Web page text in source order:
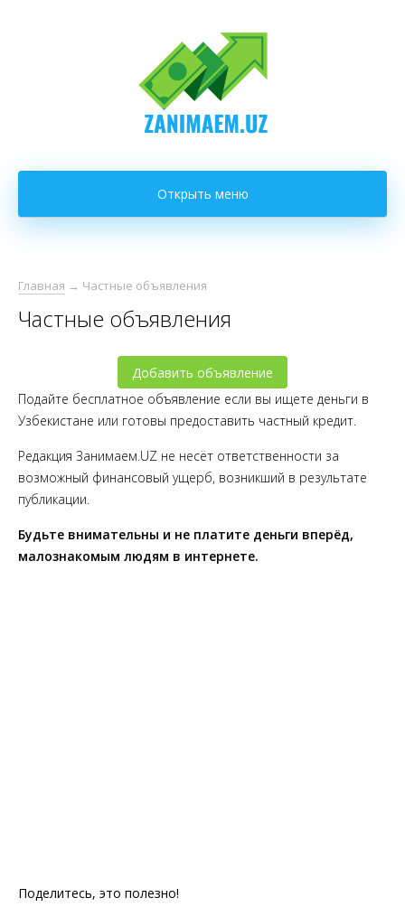
Открыть меню
Главная → Частные объявления
Частные объявления
Добавить объявление
Подайте бесплатное объявление если вы ищете деньги в
Узбекистане или готовы предоставить частный кредит.
Редакция Занимаем.UZ не несёт ответственности за
возможный финансовый ущерб, возникший в результате
публикации.
Будьте внимательны и не платите деньги вперёд,
малознакомым людям в интернете.
Поделитесь, это полезно!